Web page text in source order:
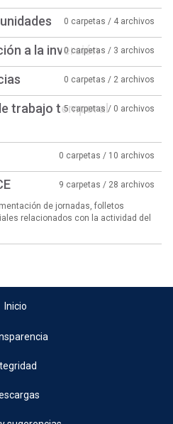
0 carpetas / 4 archivos
a la inversión0 carpetas / 3 archivos
0 carpetas / 2 archivos
trabajo temporal5 carpetas / 0 archivos
0 carpetas / 10 archivos
9 carpetas / 28 archivos
de jornadas, folletos
relacionados con la actividad del
Inicio